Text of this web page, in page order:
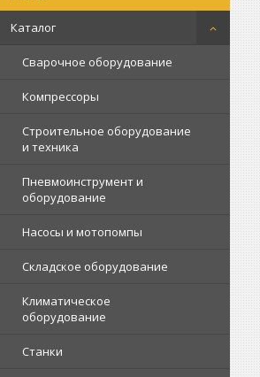
Каталог
Сварочное оборудование
Компрессоры
Строительное оборудование
и техника
Пневмоинструмент и
оборудование
Насосы и мотопомпы
Складское оборудование
Климатическое
оборудование
Станки